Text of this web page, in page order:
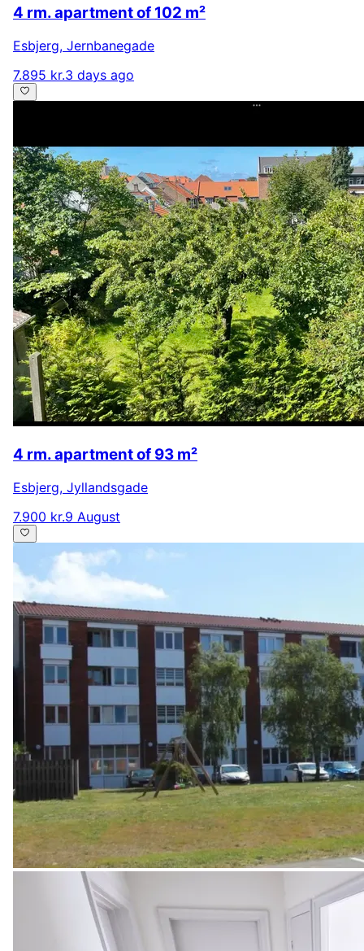
4 rm. apartment of 102 m²
Esbjerg, Jernbanegade
7.895 kr.3 days ago
4 rm. apartment of 93 m²
Esbjerg, Jyllandsgade
7.900 kr.9 August